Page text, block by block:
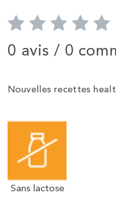
0 avis / 0
Nouvelles recettes
Sans lactose